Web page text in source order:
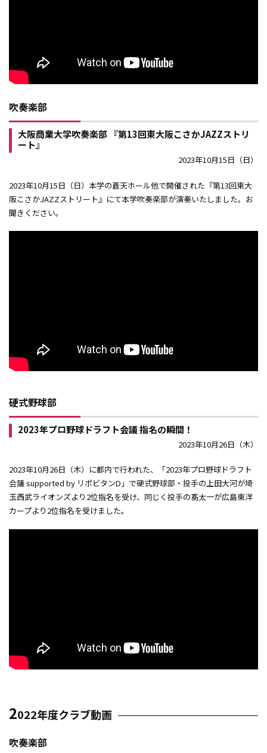
吹奏楽部
大阪商業大学吹奏楽部 『第13回東大阪こさかJAZZストリ
ート』
2023年10月15日（日）
2023年10月15日（日）本学の蒼天ホール他で開催された『第13回東大
阪こさかJAZZストリート』にて本学吹奏楽部が演奏いたしました。お
聞きください。
硬式野球部
2023年プロ野球ドラフト会議 指名の瞬間！
2023年10月26日（木）
2023年10月26日（木）に都内で行われた、「2023年プロ野球ドラフト
会議 supported by リポビタンD」で硬式野球部・投手の上田大河が埼
玉西武ライオンズより2位指名を受け、同じく投手の髙太一が広島東洋
カープより2位指名を受けました。
2022年度クラブ動画
吹奏楽部